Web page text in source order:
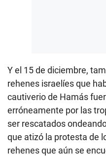
Y el 15 de diciembre,
rehenes israelíes que
cautiverio de Hamás
erróneamente por las
ser rescatados
que atizó la protesta de
rehenes que aún se